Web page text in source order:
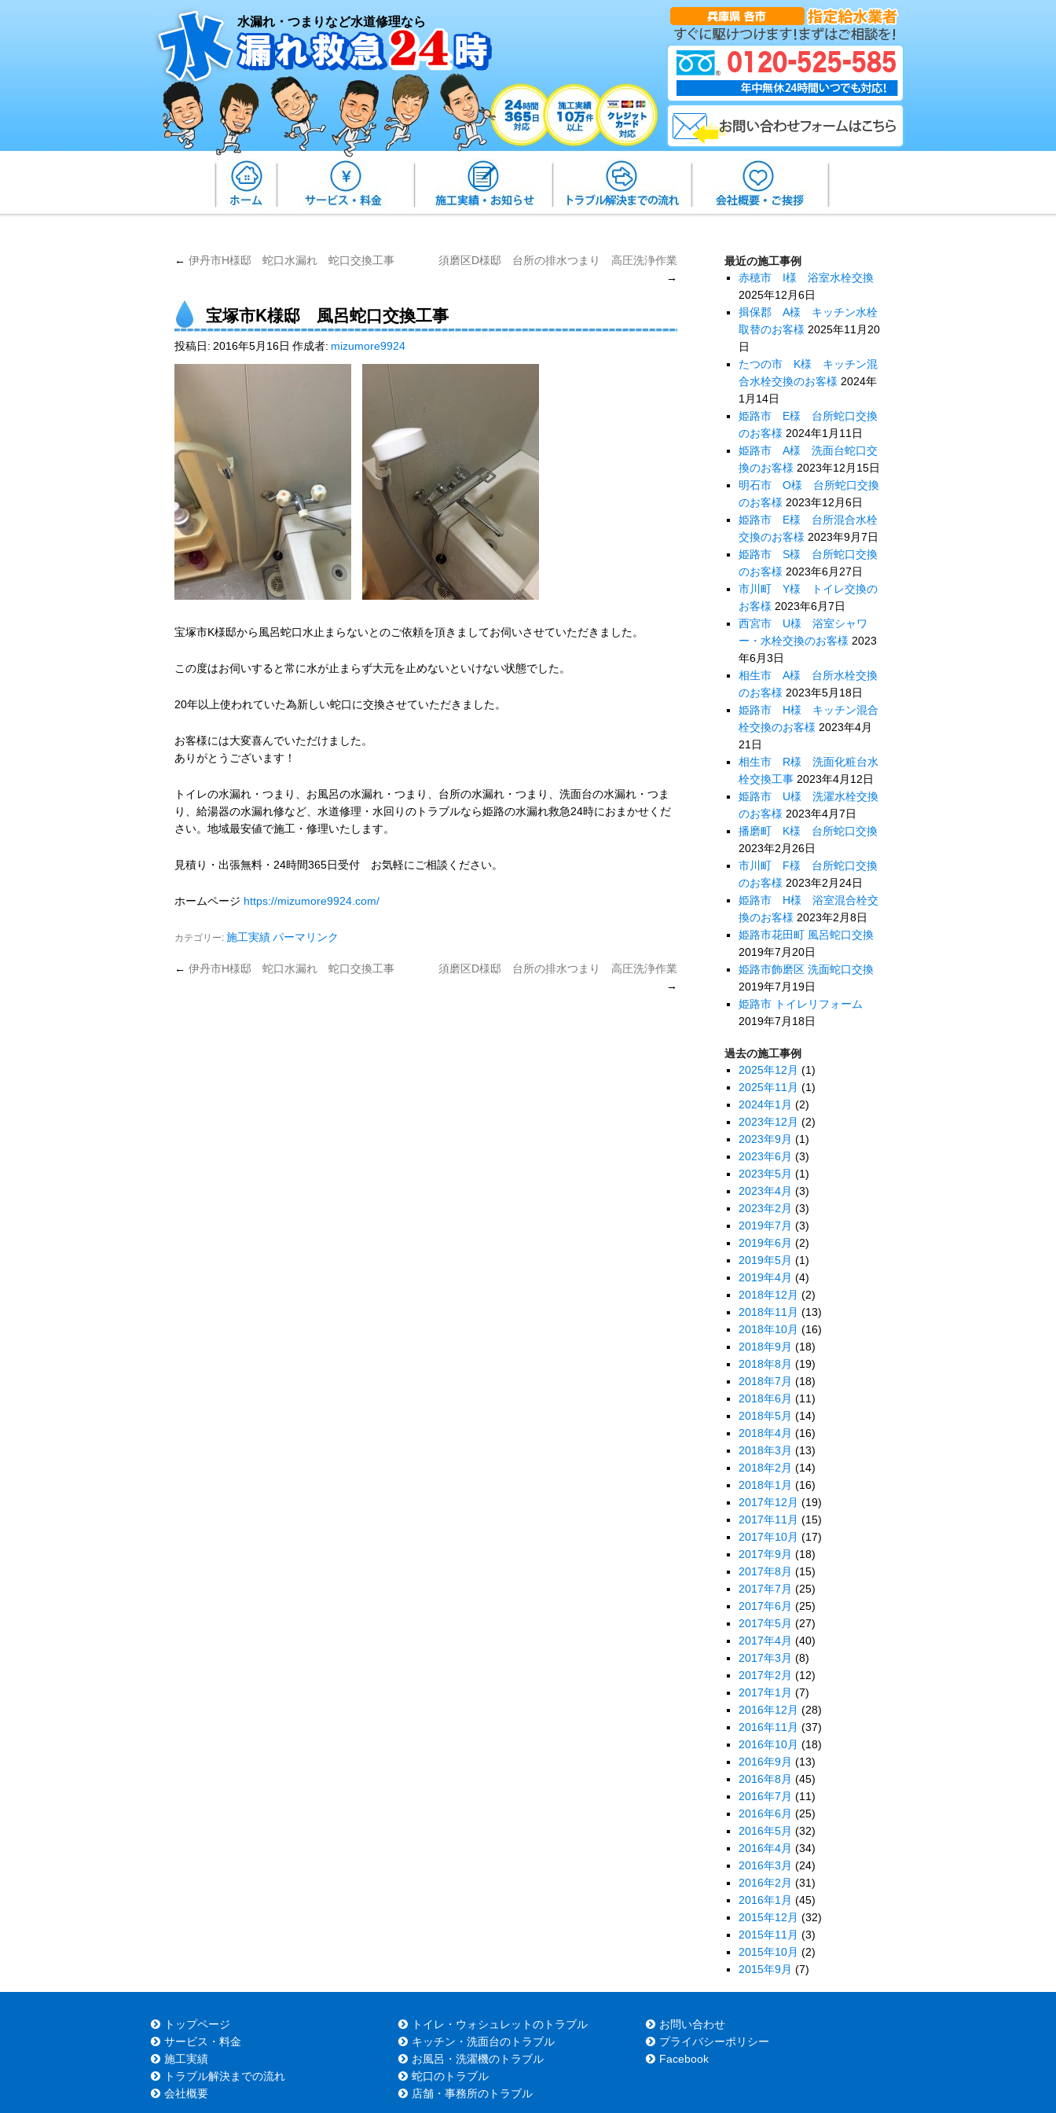
水漏れ・つまりなど水道修理なら
← 伊丹市H様邸 蛇口水漏れ 蛇口交換工事
須磨区D様邸 台所の排水つまり 高圧洗浄作業
→
宝塚市K様邸 風呂蛇口交換工事
投稿日: 2016年5月16日 作成者: mizumore9924
宝塚市K様邸から風呂蛇口水止まらないとのご依頼を頂きましてお伺いさせていただきました。
この度はお伺いすると常に水が止まらず大元を止めないといけない状態でした。
20年以上使われていた為新しい蛇口に交換させていただきました。
お客様には大変喜んでいただけました。
ありがとうございます！
トイレの水漏れ・つまり、お風呂の水漏れ・つまり、台所の水漏れ・つまり、洗面台の水漏れ・つま
り、給湯器の水漏れ修など、水道修理・水回りのトラブルなら姫路の水漏れ救急24時におまかせくだ
さい。地域最安値で施工・修理いたします。
見積り・出張無料・24時間365日受付 お気軽にご相談ください。
ホームページ https://mizumore9924.com/
カテゴリー:施工実績パーマリンク
← 伊丹市H様邸 蛇口水漏れ 蛇口交換工事
須磨区D様邸 台所の排水つまり 高圧洗浄作業
→
最近の施工事例
赤穂市 I様 浴室水栓交換
2025年12月6日
揖保郡 A様 キッチン水栓
取替のお客様 2025年11月20
日
たつの市 K様 キッチン混
合水栓交換のお客様 2024年
1月14日
姫路市 E様 台所蛇口交換
のお客様 2024年1月11日
姫路市 A様 洗面台蛇口交
換のお客様 2023年12月15日
明石市 O様 台所蛇口交換
のお客様 2023年12月6日
姫路市 E様 台所混合水栓
交換のお客様 2023年9月7日
姫路市 S様 台所蛇口交換
のお客様 2023年6月27日
市川町 Y様 トイレ交換の
お客様 2023年6月7日
西宮市 U様 浴室シャワ
ー・水栓交換のお客様 2023
年6月3日
相生市 A様 台所水栓交換
のお客様 2023年5月18日
姫路市 H様 キッチン混合
栓交換のお客様 2023年4月
21日
相生市 R様 洗面化粧台水
栓交換工事 2023年4月12日
姫路市 U様 洗濯水栓交換
のお客様 2023年4月7日
播磨町 K様 台所蛇口交換
2023年2月26日
市川町 F様 台所蛇口交換
のお客様 2023年2月24日
姫路市 H様 浴室混合栓交
換のお客様 2023年2月8日
姫路市花田町 風呂蛇口交換
2019年7月20日
姫路市飾磨区 洗面蛇口交換
2019年7月19日
姫路市 トイレリフォーム
2019年7月18日
過去の施工事例
2025年12月 (1)
2025年11月 (1)
2024年1月 (2)
2023年12月 (2)
2023年9月 (1)
2023年6月 (3)
2023年5月 (1)
2023年4月 (3)
2023年2月 (3)
2019年7月 (3)
2019年6月 (2)
2019年5月 (1)
2019年4月 (4)
2018年12月 (2)
2018年11月 (13)
2018年10月 (16)
2018年9月 (18)
2018年8月 (19)
2018年7月 (18)
2018年6月 (11)
2018年5月 (14)
2018年4月 (16)
2018年3月 (13)
2018年2月 (14)
2018年1月 (16)
2017年12月 (19)
2017年11月 (15)
2017年10月 (17)
2017年9月 (18)
2017年8月 (15)
2017年7月 (25)
2017年6月 (25)
2017年5月 (27)
2017年4月 (40)
2017年3月 (8)
2017年2月 (12)
2017年1月 (7)
2016年12月 (28)
2016年11月 (37)
2016年10月 (18)
2016年9月 (13)
2016年8月 (45)
2016年7月 (11)
2016年6月 (25)
2016年5月 (32)
2016年4月 (34)
2016年3月 (24)
2016年2月 (31)
2016年1月 (45)
2015年12月 (32)
2015年11月 (3)
2015年10月 (2)
2015年9月 (7)
トップページ
サービス・料金
施工実績
トラブル解決までの流れ
会社概要
トイレ・ウォシュレットのトラブル
キッチン・洗面台のトラブル
お風呂・洗濯機のトラブル
蛇口のトラブル
店舗・事務所のトラブル
お問い合わせ
プライバシーポリシー
Facebook